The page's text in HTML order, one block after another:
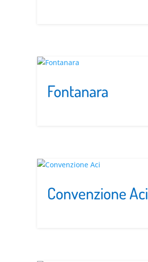
Fontanara
Convenzione Aci